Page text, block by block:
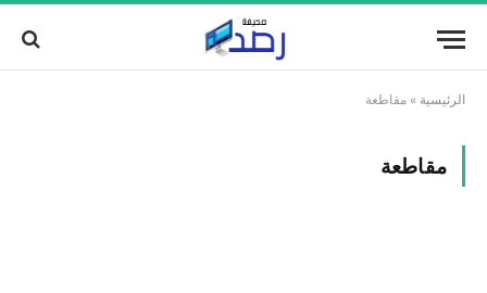
الرئيسية »مقاطعة
مقاطعة